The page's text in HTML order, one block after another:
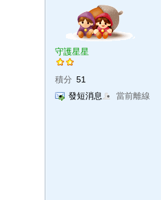
守護星星
積分 51
發短消息
當前離線